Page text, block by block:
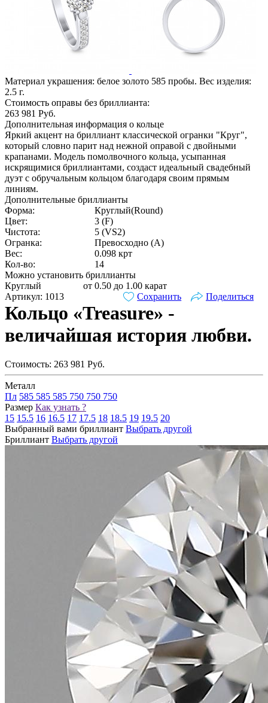
Материал украшения: белое золото 585 пробы. Вес изделия:
2.5 г.
Стоимость оправы без бриллианта:
263 981 Руб.
Дополнительная информация о кольце
Яркий акцент на бриллиант классической огранки "Круг",
который словно парит над нежной оправой с двойными
крапанами. Модель помолвочного кольца, усыпанная
искрящимися бриллиантами, создаст идеальный свадебный
дуэт с обручальным кольцом благодаря своим прямым
линиям.
Дополнительные бриллианты
Форма:
Круглый(Round)
Цвет:
3 (F)
Чистота:
5 (VS2)
Огранка:
Превосходно (А)
Вес:
0.098 крт
Кол-во:
14
Можно установить бриллианты
Круглый
от 0.50 до 1.00 карат
Артикул: 1013
Сохранить Поделиться
Кольцо «Treasure» -
величайшая история любви.
Стоимость: 263 981 Руб.
Металл
Пл 585 585 585 750 750 750
Размер Как узнать ?
15 15.5 16 16.5 17 17.5 18 18.5 19 19.5 20
Выбранный вами бриллиант Выбрать другой
Бриллиант Выбрать другой